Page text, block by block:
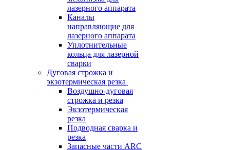
лазерного аппарата
Каналы
направляющие для
лазерного аппарата
Уплотнительные
кольца для лазерной
сварки
Дуговая строжка и
экзотермическая резка
Воздушно-дуговая
строжка и резка
Экзотермическая
резка
Подводная сварка и
резка
Запасные части ARC